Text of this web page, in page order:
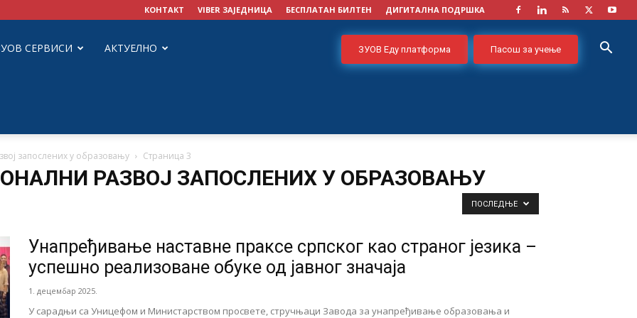
КОНТАКТ VIBER ЗАЈЕДНИЦА БЕСПЛАТАН БИЛТЕН ДИГИТАЛНА ПОДРШКА
ЗУОВ Еду платформа Пасош за учење
СЕРВИСИ АКТУЕЛНО
запослених у образовању Страница 3
РАЗВОЈ ЗАПОСЛЕНИХ У ОБРАЗОВАЊУ
ПОСЛЕДЊЕ
Унапређивање наставне праксе српског као страног језика –
успешно реализоване обуке од јавног значаја
1. децембар 2025.
У сарадњи са Уницефом и Министарством просвете, стручњаци Завода за унапређивање образовања и